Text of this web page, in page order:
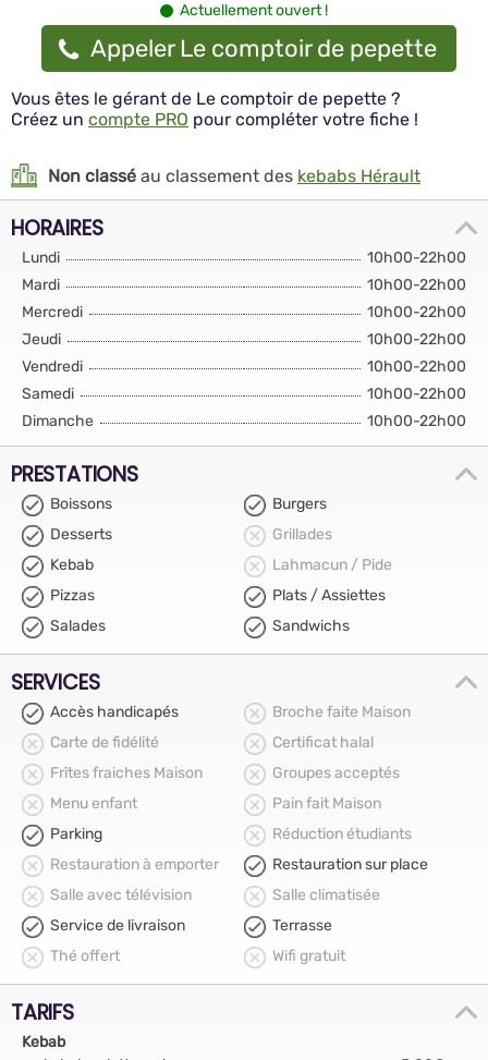
Actuellement ouvert !
Appeler Le comptoir de pepette
Vous êtes le gérant de Le comptoir de pepette ?
Créez un compte PRO pour compléter votre fiche !
Non classé au classement des kebabs Hérault
HORAIRES
Lundi
10h00-22h00
Mardi
10h00-22h00
Mercredi
10h00-22h00
Jeudi
10h00-22h00
Vendredi
10h00-22h00
Samedi
10h00-22h00
Dimanche
10h00-22h00
PRESTATIONS
Boissons
Burgers
Desserts
Grillades
Kebab
Lahmacun / Pide
Pizzas
Plats / Assiettes
Salades
Sandwichs
SERVICES
Accès handicapés
Broche faite Maison
Carte de fidélité
Certificat halal
Frîtes fraiches Maison
Groupes acceptés
Menu enfant
Pain fait Maison
Parking
Réduction étudiants
Restauration à emporter
Restauration sur place
Salle avec télévision
Salle climatisée
Service de livraison
Terrasse
Thé offert
Wifi gratuit
TARIFS
Kebab